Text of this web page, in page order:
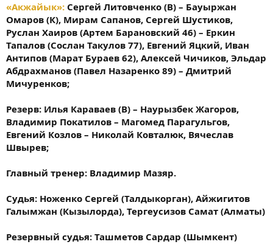
«Акжайык»: Сергей Литовченко (В) – Бауыржан
Омаров (К), Мирам Сапанов, Сергей Шустиков,
Руслан Хаиров (Артем Барановский 46) – Еркин
Тапалов (Сослан Такулов 77), Евгений Яцкий, Иван
Антипов (Марат Бураев 62), Алексей Чичиков, Эльдар
Абдрахманов (Павел Назаренко 89) – Дмитрий
Мичуренков;
Резерв: Илья Караваев (В) – Наурызбек Жагоров,
Владимир Покатилов – Магомед Парагульгов,
Евгений Козлов – Николай Ковталюк, Вячеслав
Швырев;
Главный тренер: Владимир Мазяр.
Судья: Ноженко Сергей (Талдыкорган), Айжигитов
Галымжан (Кызылорда), Тергеусизов Самат (Алматы)
Резервный судья: Ташметов Сардар (Шымкент)